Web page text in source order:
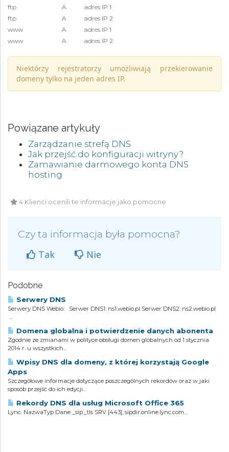
ftp
A
adres IP 1
ftp
A
adres IP 2
www
A
adres IP 1
www
A adres IP 2
Niektórzy rejestratorzy umożliwiają przekierowanie
domeny tylko na jeden adres IP.
Powiązane artykuły
Zarządzanie strefą DNS
Jak przejść do konfiguracji witryny?
Zamawianie darmowego konta DNS
hosting
4 Klienci ocenili te informacje jako pomocne
Czy ta informacja była pomocna?
Tak
Nie
Podobne
Serwery DNS
Serwery DNS Webio: Serwer DNS1: ns1.webio.pl Serwer DNS2: ns2.webio.pl
...
Domena globalna i potwierdzenie danych abonenta
Zgodnie ze zmianami w polityce obsługi domen globalnych od 1 stycznia
2014 r. u wszystkich...
Wpisy DNS dla domeny, z której korzystają Google
Apps
Szczegółowe informacje dotyczące poszczególnych rekordów oraz w jaki
sposób przejść do ich edycji...
Rekordy DNS dla usług Microsoft Office 365
Lync: NazwaTyp Dane _sip._tls SRV [443], sipdir.online.lync.com...